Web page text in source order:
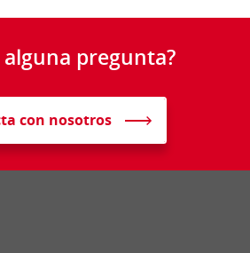
alguna pregunta?
con nosotros